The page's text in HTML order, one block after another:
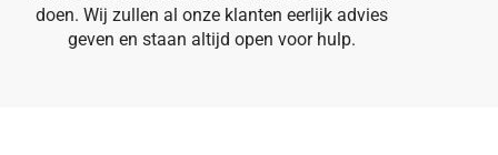
doen. Wij zullen al onze klanten eerlijk advies
geven en staan altijd open voor hulp.